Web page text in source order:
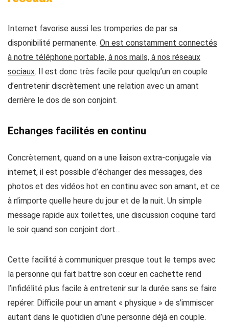
Internet favorise aussi les tromperies de par sa
disponibilité permanente. On est constamment connectés
à notre téléphone portable, à nos mails, à nos réseaux
sociaux. Il est donc très facile pour quelqu’un en couple
d’entretenir discrètement une relation avec un amant
derrière le dos de son conjoint.
Echanges facilités en continu
Concrètement, quand on a une liaison extra-conjugale via
internet, il est possible d’échanger des messages, des
photos et des vidéos hot en continu avec son amant, et ce
à n’importe quelle heure du jour et de la nuit. Un simple
message rapide aux toilettes, une discussion coquine tard
le soir quand son conjoint dort…
Cette facilité à communiquer presque tout le temps avec
la personne qui fait battre son cœur en cachette rend
l’infidélité plus facile à entretenir sur la durée sans se faire
repérer. Difficile pour un amant « physique » de s’immiscer
autant dans le quotidien d’une personne déjà en couple.